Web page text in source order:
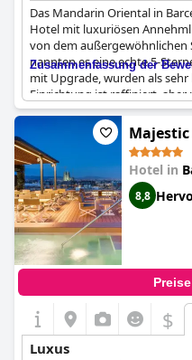
Das Mandarin Oriental in
Hotel mit luxuriösen
von dem außergewöhnlichen
nannten es eine echte 5-
mit Upgrade, wurden als
Einrichtung ist raffiniert,
orientalischen Touch. Die
bietet den Gästen eine
Barcelona. Insgesamt bietet
wirklich außergewöhnlichen
Zusammenfassung der
Majestic
Hotel in
8,8
$
Luxus